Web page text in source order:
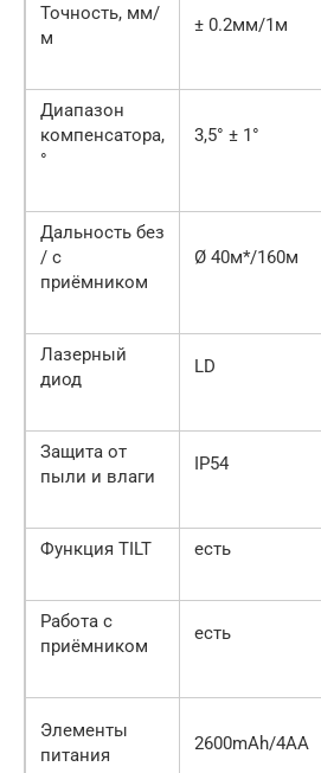
Точность, мм/
м
± 0.2мм/1м
Диапазон
компенсатора,
°
3,5° ± 1°
Дальность без
/ с
приёмником
Ø 40м*/160м
Лазерный
диод
LD
Защита от
пыли и влаги
IP54
Функция TILT есть
Работа с
приёмником
есть
Элементы
питания
2600mAh/4AA